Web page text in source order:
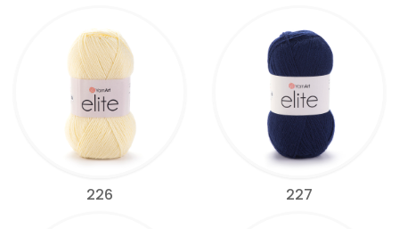
226 227